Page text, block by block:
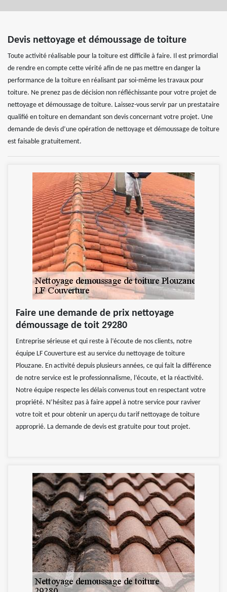
Devis nettoyage et démoussage de toiture
Toute activité réalisable pour la toiture est difficile à faire. Il est primordial
de rendre en compte cette vérité afin de ne pas mettre en danger la
performance de la toiture en réalisant par soi-même les travaux pour
toiture. Ne prenez pas de décision non réfléchissante pour votre projet de
nettoyage et démoussage de toiture. Laissez-vous servir par un prestataire
qualifié en toiture en demandant son devis concernant votre projet. Une
demande de devis d’une opération de nettoyage et démoussage de toiture
est faisable gratuitement.
Faire une demande de prix nettoyage
démoussage de toit 29280
Entreprise sérieuse et qui reste à l’écoute de nos clients, notre
équipe LF Couverture est au service du nettoyage de toiture
Plouzane. En activité depuis plusieurs années, ce qui fait la différence
de notre service est le professionnalisme, l’écoute, et la réactivité.
Notre équipe respecte les délais convenus tout en respectant votre
propriété. N’hésitez pas à faire appel à notre service pour raviver
votre toit et pour obtenir un aperçu du tarif nettoyage de toiture
approprié. La demande de devis est gratuite pour tout projet.